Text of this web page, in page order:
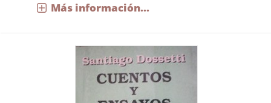
Más información...